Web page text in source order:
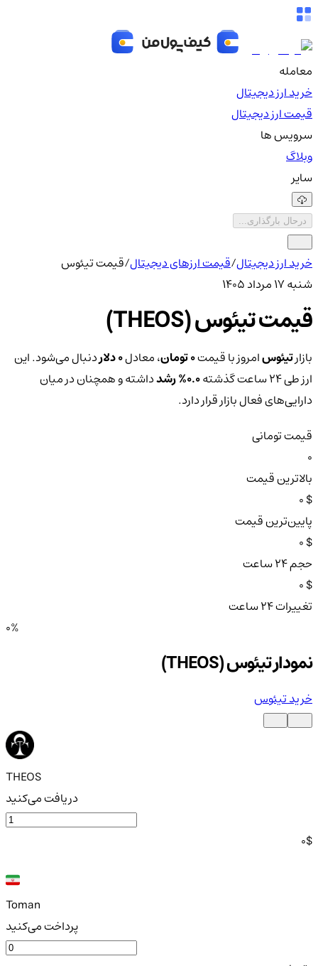
معامله
خرید ارز دیجیتال
قیمت ارز دیجیتال
سرویس ها
وبلاگ
سایر
درحال بارگذاری...
خرید ارز دیجیتال/قیمت ارزهای دیجیتال/قیمت تیئوس
شنبه ۱۷ مرداد ۱۴۰۵
قیمت تیئوس (THEOS)
بازارتیئوسامروز با قیمت0 تومان ، معادل0 دلار
دنبال می‌شود. این
ارز طی ۲۴ ساعت گذشته
0.0% رشدداشته و همچنان در میان
دارایی‌های فعال بازار قرار دارد.
قیمت تومانی
بالاترین قیمت
$ 0
پایین‌ترین قیمت
$ 0
حجم ۲۴ ساعت
$ 0
تغییرات ۲۴ ساعت
0%
نمودار تیئوس (THEOS)
خرید تیئوس
THEOS
دریافت می‌کنید
0$
Toman
پرداخت می‌کنید